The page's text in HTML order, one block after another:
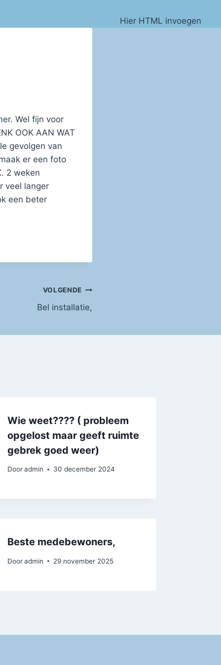
Hier HTML invoegen
Wel fijn voor
OOK AAN WAT
gevolgen van
er een foto
2 weken
veel langer
een beter
VOLGENDE
Bel installatie,
Wie weet???? ( probleem
opgelost maar geeft ruimte
gebrek goed weer)
Dooradmin 30 december 2024
Beste medebewoners,
Dooradmin 29 november 2025